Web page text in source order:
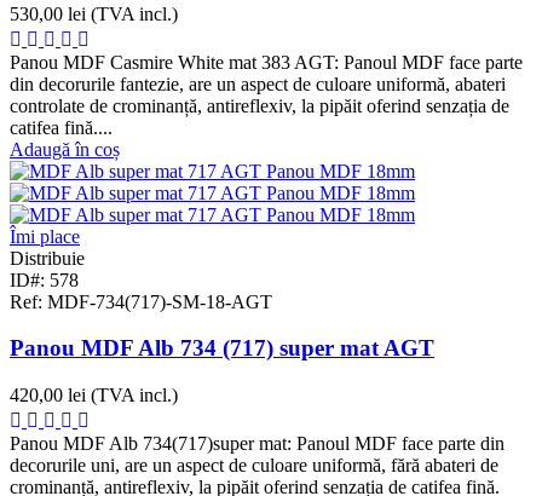
530,00 lei (TVA incl.)
Panou MDF Casmire White mat 383 AGT: Panoul MDF face parte
din decorurile fantezie, are un aspect de culoare uniformă, abateri
controlate de crominanță, antireflexiv, la pipăit oferind senzația de
catifea fină....
Adaugă în coș
Îmi place
Distribuie
ID#: 578
Ref: MDF-734(717)-SM-18-AGT
Panou MDF Alb 734 (717) super mat AGT
420,00 lei (TVA incl.)
Panou MDF Alb 734(717)super mat: Panoul MDF face parte din
decorurile uni, are un aspect de culoare uniformă, fără abateri de
crominanță, antireflexiv, la pipăit oferind senzația de catifea fină.